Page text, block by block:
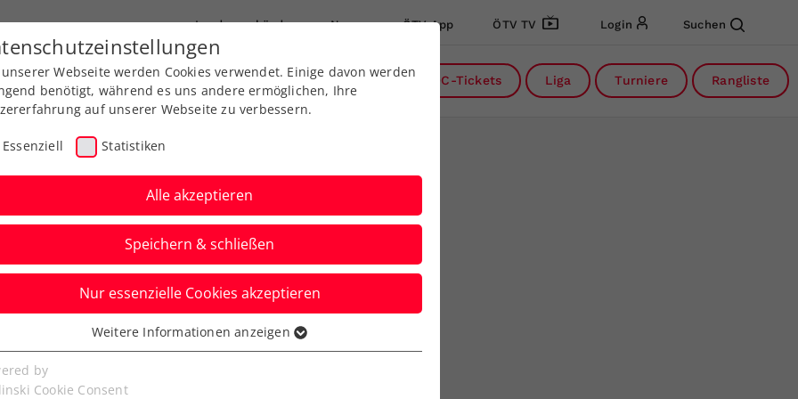
Landesverbände News ÖTV App ÖTV TV Login Suchen
Ausbildung Services Über uns DC-Tickets Liga Turniere Rangliste
Thiem bleibt dem
erhalten
Webseite werden Cookies verwendet. Einige davon werden
benötigt, während es uns andere ermöglichen, Ihre
auf unserer Webseite zu verbessern.
Essenziell Statistiken
Alle akzeptieren
Speichern & schließen
Nur essenzielle Cookies akzeptieren
Cookies werden für grundlegende Funktionen der
benötigt. Dadurch ist gewährleistet, dass die Webseite
Weitere Informationen anzeigen
by
Cookie Consent